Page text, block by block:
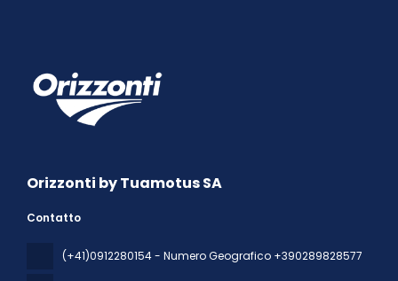
Orizzonti by Tuamotus SA
Contatto
(+41)0912280154 - Numero Geografico +390289828577